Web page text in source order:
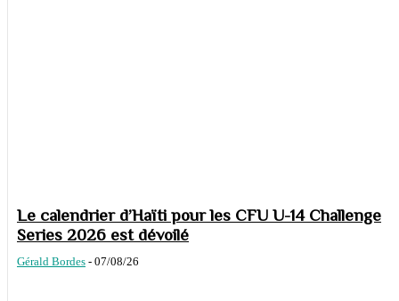
Le calendrier d’Haïti pour les CFU U-14 Challenge
Series 2026 est dévoilé
Gérald Bordes - 07/08/26